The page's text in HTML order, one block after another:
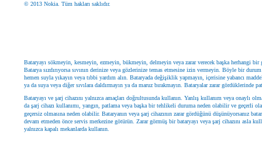
© 2013 Nokia. Tüm hakları saklıdır.
Bataryayı sökmeyin, kesmeyin, ezmeyin, bükmeyin, delmeyin veya zarar verecek başka herhangi
Batarya sızdırıyorsa sıvının derinize veya gözlerinize temas etmesine izin vermeyin. Böyle bir
hemen suyla yıkayın veya tıbbi yardım alın. Bataryada değişiklik yapmayın, içerisine yabancı
ya da suya veya diğer sıvılara daldırmayın ya da maruz bırakmayın. Bataryalar zarar gördüklerinde
Bataryayı ve şarj cihazını yalnızca amaçları doğrultusunda kullanın. Yanlış kullanım veya onaylı
da şarj cihazı kullanımı, yangın, patlama veya başka bir tehlikeli duruma neden olabilir ve geçerli
geçersiz olmasına neden olabilir. Bataryanın veya şarj cihazının zarar gördüğünü düşünüyorsanız
devam etmeden önce servis merkezine götürün. Zarar görmüş bir bataryayı veya şarj cihazını asla
yalnızca kapalı mekanlarda kullanın.